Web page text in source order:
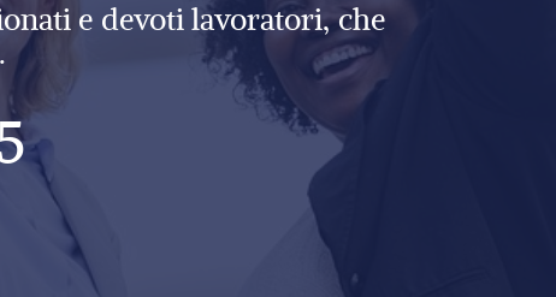
e devoti lavoratori, che